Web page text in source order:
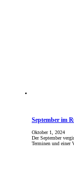
September im
Oktober 1, 2024
Der September
Terminen und einer